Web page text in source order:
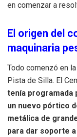
en comenzar a
El origen del
maquinaria
Todo comenzó en la
Pista de Silla. El
tenía programada
un nuevo pórtico
metálica de
para dar soporte